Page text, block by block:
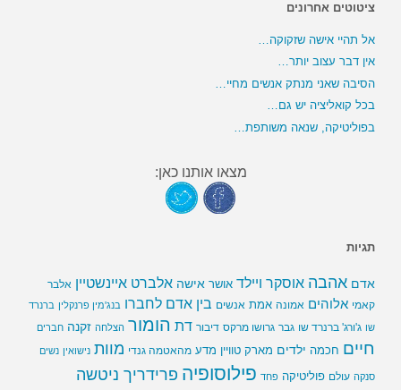
ציטוטים אחרונים
אל תהיי אישה שזקוקה…
אין דבר עצוב יותר…
הסיבה שאני מנתק אנשים מחיי…
בכל קואליציה יש גם…
בפוליטיקה, שנאה משותפת…
מצאו אותנו כאן:
תגיות
אדם אהבה אוסקר ויילד אושר אישה אלברט איינשטיין אלבר
קאמי אלוהים אמונה אמת אנשים בין אדם לחברו בנג'מין פרנקלין ברנרד
שו ג'ורג' ברנרד שו גבר גרושו מרקס דיבור דת הומור הצלחה זקנה חברים
חיים חכמה ילדים מארק טוויין מדע מהאטמה גנדי מוות נישואין נשים
סנקה עולם פוליטיקה פחד פילוסופיה פרידריך ניטשה